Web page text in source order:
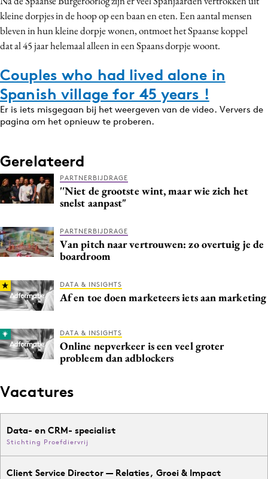
kleine dorpjes in de hoop op een baan en eten. Een aantal mensen
bleven in hun kleine dorpje wonen, ontmoet het Spaanse koppel
dat al 45 jaar helemaal alleen in een Spaans dorpje woont.
Couples who had lived alone in
Spanish village for 45 years !
Er is iets misgegaan bij het weergeven van de video. Ververs de
pagina om het opnieuw te proberen.
Gerelateerd
PARTNERBIJDRAGE
''Niet de grootste wint, maar wie zich het
snelst aanpast"
PARTNERBIJDRAGE
Van pitch naar vertrouwen: zo overtuig je de
boardroom
DATA & INSIGHTS
Af en toe doen marketeers iets aan marketing
DATA & INSIGHTS
Online nepverkeer is een veel groter
probleem dan adblockers
Vacatures
Data- en CRM- specialist
Stichting Proefdiervrij
Client Service Director — Relaties, Groei & Impact